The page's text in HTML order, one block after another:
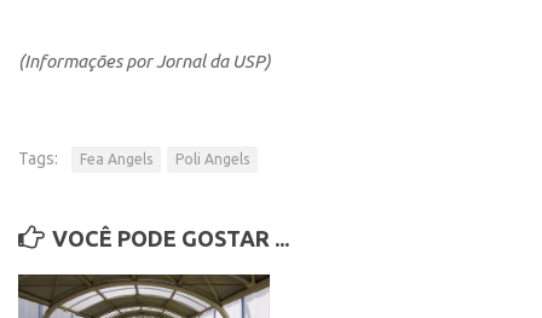
(Informações por Jornal da USP)
Tags: Fea Angels Poli Angels
VOCÊ PODE GOSTAR ...